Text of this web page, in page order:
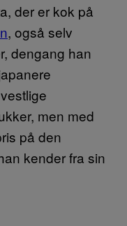
der er kok på
, også selv
dengang han
men med
på den
kender fra sin